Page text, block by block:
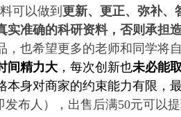
可以做到 更新、更正、弥补、
实准确的科研资料，否则承担
，也希望更多的老师和同学将
间精力大 ，每次创新也未必能
本身对商家的约束能力有限，
布人）， 出售后满50元可以